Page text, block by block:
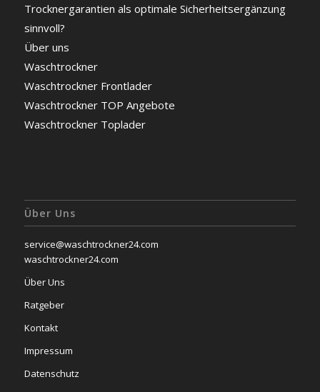
Trocknergarantien als optimale Sicherheitsergänzung
sinnvoll?
Über uns
Waschtrockner
Waschtrockner Frontlader
Waschtrockner TOP Angebote
Waschtrockner Toplader
Über Uns
service@waschtrockner24.com
waschtrockner24.com
Über Uns
Ratgeber
Kontakt
Impressum
Datenschutz